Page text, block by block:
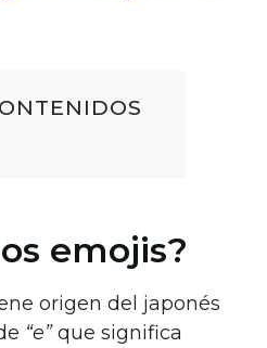
emojis?
origen del japonés
“e”que significa